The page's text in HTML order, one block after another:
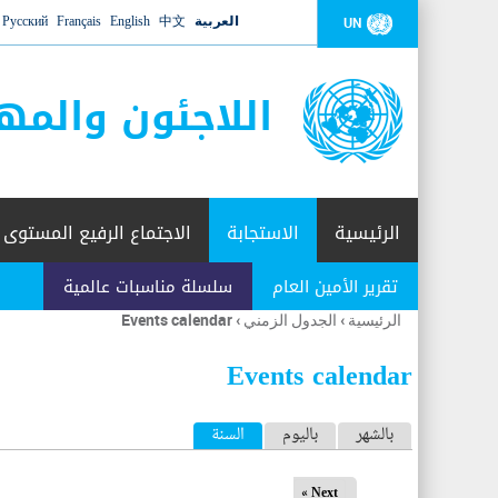
UN العربية 中文
English
Français
Русский
اللاجئون
الرئيسية الاستجابة
تقرير الأمين العام سلسلة مناسبات عالمية
الاجتماع الرفيع المستوى
أنت
هنا
الرئيسية › الجدول الزمني ›
Events calendar
Events calendar
ا بالشهر باليوم السنة (علامة التبويب النشطة)